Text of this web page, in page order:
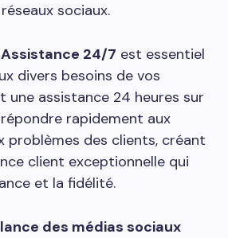
sociaux.
Assistance 24/7 est essentiel
divers besoins de vos
une assistance 24 heures sur
rapidement aux
problèmes des clients, créant
client exceptionnelle qui
et la fidélité.
des médias sociaux